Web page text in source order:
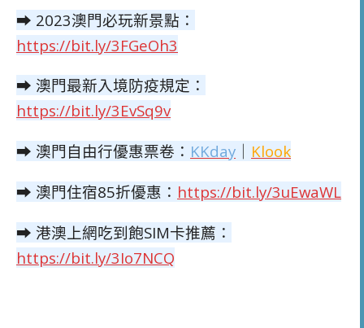
➡ 2023澳門必玩新景點：
https://bit.ly/3FGeOh3
➡ 澳門最新入境防疫規定：
https://bit.ly/3EvSq9v
➡ 澳門自由行優惠票卷： KKday ｜ Klook
➡ 澳門住宿85折優惠： https://bit.ly/3uEwaWL
➡ 港澳上網吃到飽SIM卡推薦：
https://bit.ly/3Io7NCQ